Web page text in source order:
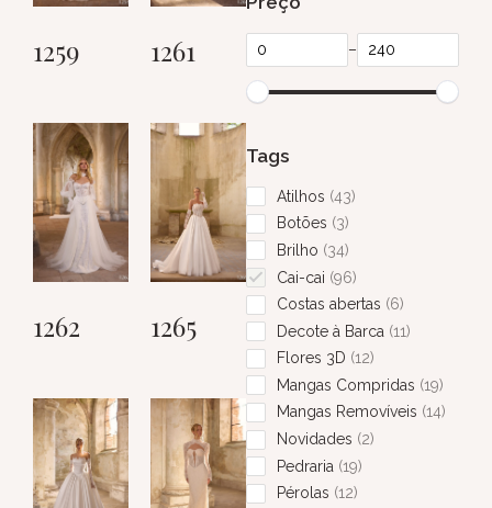
–
Tags
Atilhos 43
Botões
3
Brilho
34
Cai-cai 96
Costas abertas
6
Decote à Barca 11
Flores 3D 12
Mangas Compridas 19
Mangas Removíveis 14
Novidades
2
Pedraria 19
Pérolas 12
1259 1261
1262 1265